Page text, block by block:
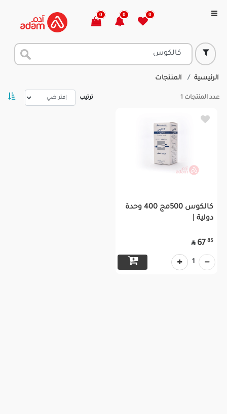
0
0
0
الرئيسية المنتجات
عدد المنتجات 1 ترتيب
كالكوس 500مج 400 وحدة
دولية |
85
67

1